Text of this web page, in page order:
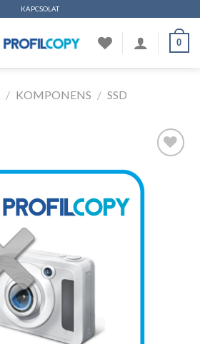
KAPCSOLAT
0
/ KOMPONENS / SSD
Kedvencekhez